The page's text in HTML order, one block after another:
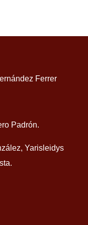
Ferrer
Padrón.
Yarisleidys